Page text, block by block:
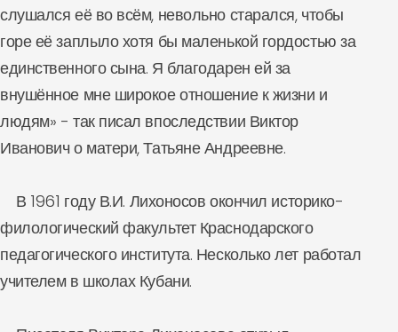
слушался её во всём, невольно старался, чтобы
горе её заплыло хотя бы маленькой гордостью за
единственного сына. Я благодарен ей за
внушённое мне широкое отношение к жизни и
людям» - так писал впоследствии Виктор
Иванович о матери, Татьяне Андреевне.
В 1961 году В.И. Лихоносов окончил историко-
филологический факультет Краснодарского
педагогического института. Несколько лет работал
учителем в школах Кубани.